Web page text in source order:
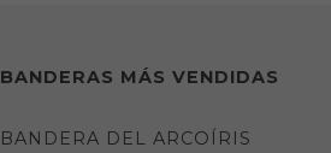
BANDERAS MÁS VENDIDAS
BANDERA DEL ARCOÍRIS